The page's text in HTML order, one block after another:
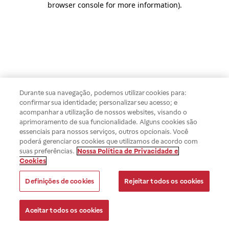
browser console for more information).
Durante sua navegação, podemos utilizar cookies para:
confirmar sua identidade; personalizar seu acesso; e
acompanhar a utilização de nossos websites, visando o
aprimoramento de sua funcionalidade. Alguns cookies são
essenciais para nossos serviços, outros opcionais. Você
poderá gerenciar os cookies que utilizamos de acordo com
suas preferências. Nossa Política de Privacidade e
Cookies
Definições de cookies Rejeitar todos os cookies
Aceitar todos os cookies